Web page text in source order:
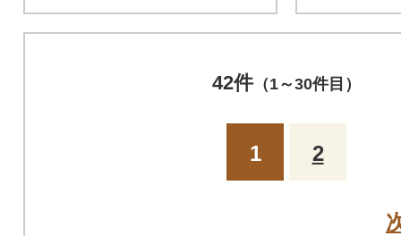
42件（1～30件目）
1 2